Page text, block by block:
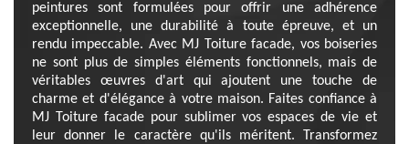
peintures sont formulées pour offrir une adhérence
exceptionnelle, une durabilité à toute épreuve, et un
rendu impeccable. Avec MJ Toiture facade, vos boiseries
ne sont plus de simples éléments fonctionnels, mais de
véritables œuvres d'art qui ajoutent une touche de
charme et d'élégance à votre maison. Faites confiance à
MJ Toiture facade pour sublimer vos espaces de vie et
leur donner le caractère qu'ils méritent. Transformez